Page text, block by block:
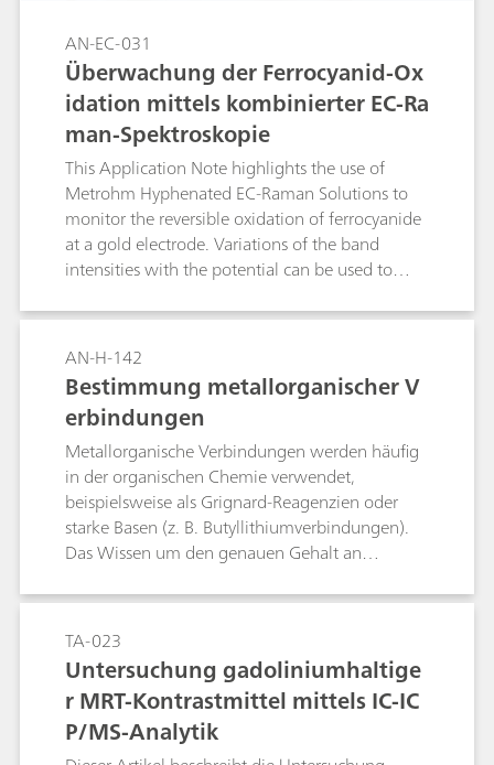
AN-EC-031
Überwachung der Ferrocyanid-Ox
idation mittels kombinierter EC-Ra
man-Spektroskopie
This Application Note highlights the use of
Metrohm Hyphenated EC-Raman Solutions to
monitor the reversible oxidation of ferrocyanide
at a gold electrode. Variations of the band
intensities with the potential can be used to
profile of ferrocyanide and ferricyanide at the
surface of the electrode during cyclic
voltammetry (CV).
AN-H-142
Bestimmung metallorganischer V
erbindungen
Metallorganische Verbindungen werden häufig
in der organischen Chemie verwendet,
beispielsweise als Grignard-Reagenzien oder
starke Basen (z. B. Butyllithiumverbindungen).
Das Wissen um den genauen Gehalt an
Planung der für Reaktionen benötigten Mengen
und verhindert so die Verschwendung von
Material oder zu geringe Erträge.Diese
Application Note beschreibt die Analyse
metallorganischer Verbindungen mittels
thermometrischer Titration unter Verwendung
von 2-Butanol als Titriermittel. Aufgrund der
TA-023
Untersuchung gadoliniumhaltige
r MRT-Kontrastmittel mittels IC-IC
P/MS-Analytik